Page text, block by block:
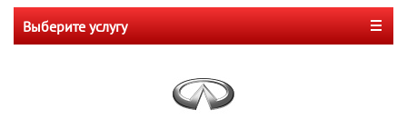
Выберите услугу